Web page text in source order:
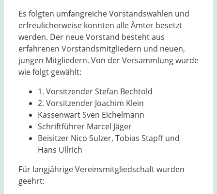
Es folgten umfangreiche Vorstandswahlen und
erfreulicherweise konnten alle Ämter besetzt
werden. Der neue Vorstand besteht aus
erfahrenen Vorstandsmitgliedern und neuen,
jungen Mitgliedern. Von der Versammlung wurde
wie folgt gewählt:
1. Vorsitzender Stefan Bechtold
2. Vorsitzender Joachim Klein
Kassenwart Sven Eichelmann
Schriftführer Marcel Jäger
Beisitzer Nico Sulzer, Tobias Stapff und
Hans Ullrich
Für langjährige Vereinsmitgliedschaft wurden
geehrt: